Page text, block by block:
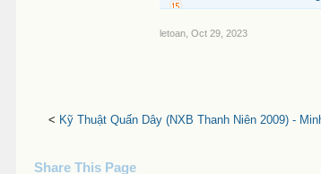
letoan Oct 29, 2023
< Kỹ Thuật Quấn Dây (NXB Thanh Niên 2009) -
Share This Page